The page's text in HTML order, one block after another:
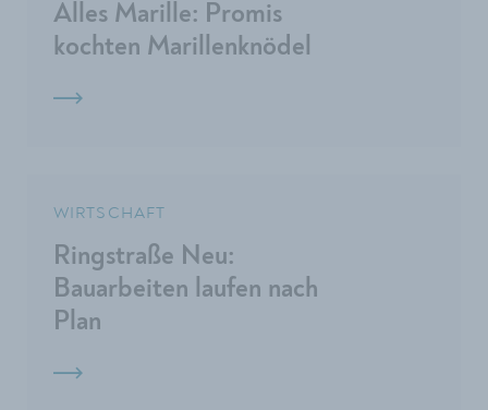
Alles Marille: Promis
kochten Marillenknödel
WIRTSCHAFT
Ringstraße Neu:
Bauarbeiten laufen nach
Plan